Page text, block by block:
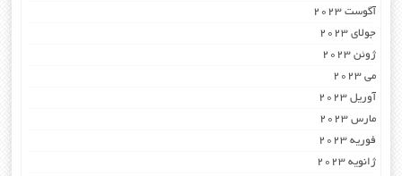
آگوست 2023
جولای 2023
ژوئن 2023
می 2023
آوریل 2023
مارس 2023
فوریه 2023
ژانویه 2023